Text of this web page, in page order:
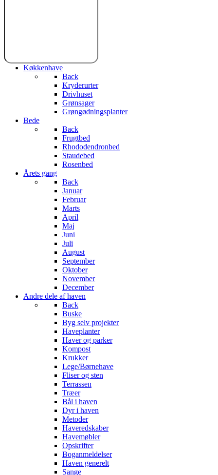
Køkkenhave
Back
Kryderurter
Drivhuset
Grønsager
Grøngødningsplanter
Bede
Back
Frugtbed
Rhododendronbed
Staudebed
Rosenbed
Årets gang
Back
Januar
Februar
Marts
April
Maj
Juni
Juli
August
September
Oktober
November
December
Andre dele af haven
Back
Buske
Byg selv projekter
Haveplanter
Haver og parker
Kompost
Krukker
Lege/Børnehave
Fliser og sten
Terrassen
Træer
Bål i haven
Dyr i haven
Metoder
Haveredskaber
Havemøbler
Opskrifter
Boganmeldelser
Haven generelt
Sange